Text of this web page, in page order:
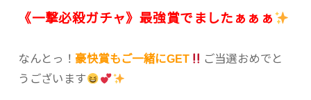
《一撃必殺ガチャ》最強賞でましたぁぁぁ
なんとっ！ 豪快賞もご一緒にGET
ご当選おめでと
うございます